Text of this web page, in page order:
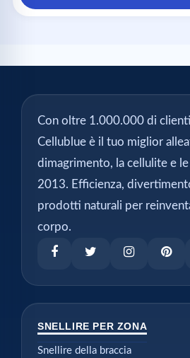
Con oltre 1.000.000 di
Cellublue è il tuo miglior
dimagrimento, la cellulite e le
2013. Efficienza,
prodotti naturali per
corpo.
SNELLIRE PER ZONA
Snellire della braccia